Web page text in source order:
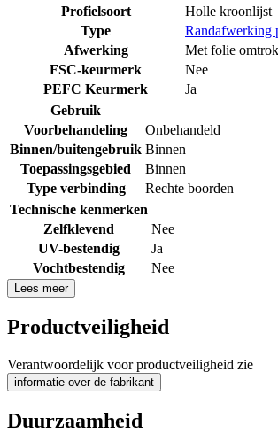
Profielsoort
Holle kroonlijst
Type
Randafwerking
Afwerking
Met folie
FSC-keurmerk
Nee
PEFC Keurmerk
Ja
Gebruik
Voorbehandeling
Onbehandeld
Binnen/buitengebruik Binnen
Toepassingsgebied
Binnen
Type verbinding
Rechte boorden
Technische kenmerken
Zelfklevend
Nee
UV-bestendig
Ja
Vochtbestendig
Nee
Lees meer
Productveiligheid
Verantwoordelijk voor productveiligheid zie
informatie over de fabrikant
Duurzaamheid